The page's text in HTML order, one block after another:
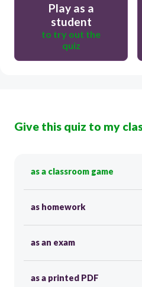
Play as a
student
to try out the
quiz
Give this quiz to my
as a classroom game
as homework
as an exam
as a printed PDF